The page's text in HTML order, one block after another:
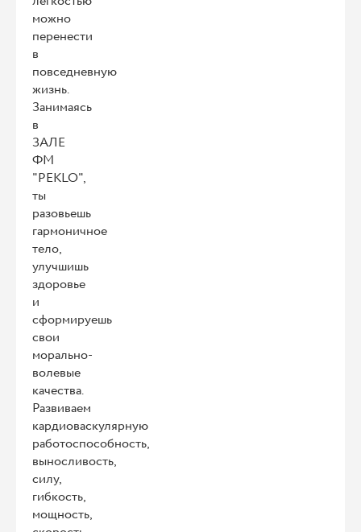
можно
перенести
в
повседневную
жизнь.
Занимаясь
в
ЗАЛЕ
ФМ
"PEKLO",
ты
разовьешь
гармоничное
тело,
улучшишь
здоровье
и
сформируешь
свои
морально-
волевые
качества.
Развиваем
кардиоваскулярную
работоспособность,
выносливость,
силу,
гибкость,
мощность,